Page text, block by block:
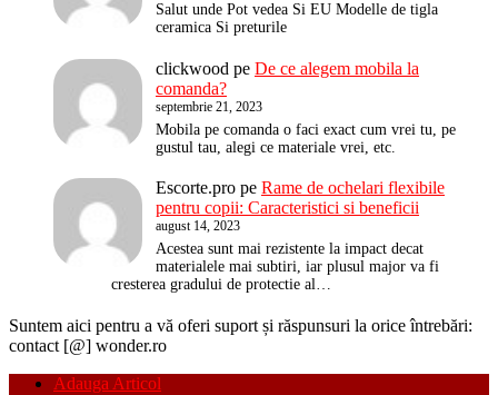
Salut unde Pot vedea Si EU Modelle de tigla
ceramica Si preturile
clickwood pe De ce alegem mobila la
comanda?
septembrie 21, 2023
Mobila pe comanda o faci exact cum vrei tu, pe
gustul tau, alegi ce materiale vrei, etc.
Escorte.pro pe Rame de ochelari flexibile
pentru copii: Caracteristici si beneficii
august 14, 2023
Acestea sunt mai rezistente la impact decat
materialele mai subtiri, iar plusul major va fi
cresterea gradului de protectie al…
Suntem aici pentru a vă oferi suport și răspunsuri la orice întrebări:
contact [@] wonder.ro
Adauga Articol